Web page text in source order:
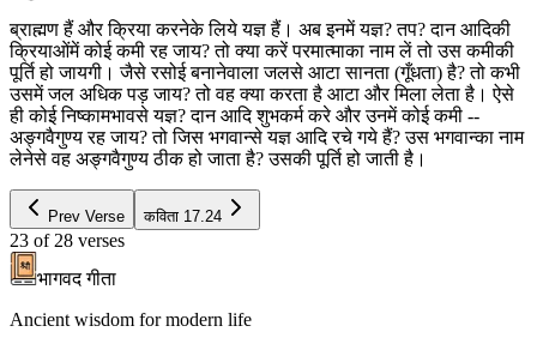
ब्राह्मण हैं और क्रिया करनेके लिये यज्ञ हैं। अब इनमें यज्ञ? तप? दान आदिकी
क्रियाओंमें कोई कमी रह जाय? तो क्या करें परमात्माका नाम लें तो उस कमीकी
पूर्ति हो जायगी। जैसे रसोई बनानेवाला जलसे आटा सानता (गूँधता) है? तो कभी
उसमें जल अधिक पड़ जाय? तो वह क्या करता है आटा और मिला लेता है। ऐसे
ही कोई निष्कामभावसे यज्ञ? दान आदि शुभकर्म करे और उनमें कोई कमी --
अङ्गवैगुण्य रह जाय? तो जिस भगवान्से यज्ञ आदि रचे गये हैं? उस भगवान्का नाम
लेनेसे वह अङ्गवैगुण्य ठीक हो जाता है? उसकी पूर्ति हो जाती है।
Prev Verse कविता 17.24
23 of 28 verses
भागवद गीता
Ancient wisdom for modern life